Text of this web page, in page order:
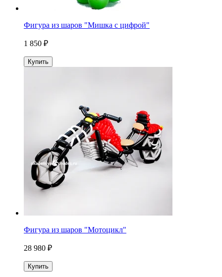
Фигура из шаров "Мишка с цифрой"
1 850 ₽
Купить
Фигура из шаров "Мотоцикл"
28 980 ₽
Купить